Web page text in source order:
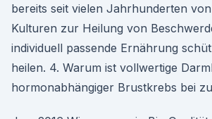
bereits seit vielen Jahrhunderten
Kulturen zur Heilung von
individuell passende Ernährung
heilen. 4. Warum ist vollwertige
hormonabhängiger Brustkrebs bei